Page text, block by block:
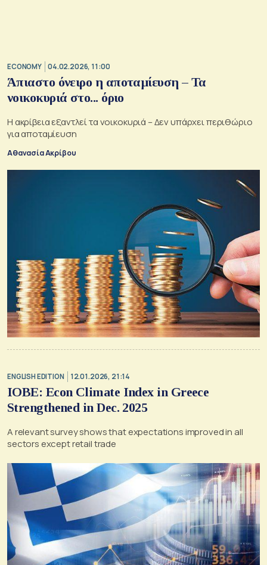
ECONOMY 04.02.2026, 11:00
Άπιαστο όνειρο η αποταμίευση – Τα
νοικοκυριά στο... όριο
Η ακρίβεια εξαντλεί τα νοικοκυριά – Δεν υπάρχει περιθώριο
για αποταμίευση
Αθανασία Ακρίβου
ENGLISH EDITION 12.01.2026, 21:14
IOBE: Econ Climate Index in Greece
Strengthened in Dec. 2025
A relevant survey shows that expectations improved in all
sectors except retail trade